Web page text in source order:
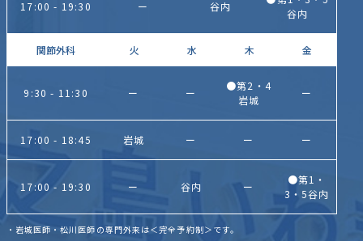
17:00 - 19:30 ー 谷内
谷内
関節外科 火 水 木 金
9:30 - 11:30 ー ー
●第2・4
岩城
ー
17:00 - 18:45 岩城 ー ー ー
17:00 - 19:30 ー 谷内 ー
●第1・
3・5谷内
・岩城医師・松川医師の専門外来は＜完全予約制＞です。